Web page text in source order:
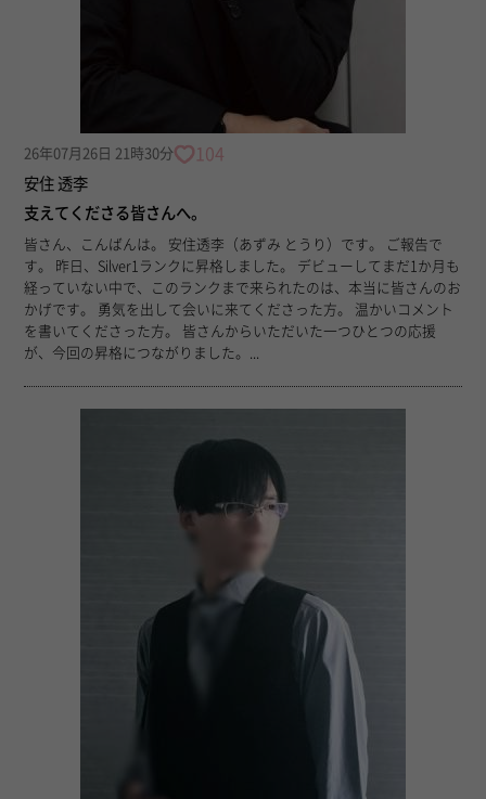
26年07月26日 21時30分 104
安住 透李
支えてくださる皆さんへ。
皆さん、こんばんは。 安住透李（あずみ とうり）です。 ご報告で
す。 昨日、Silver1ランクに昇格しました。 デビューしてまだ1か月も
経っていない中で、このランクまで来られたのは、本当に皆さんのお
かげです。 勇気を出して会いに来てくださった方。 温かいコメント
を書いてくださった方。 皆さんからいただいた一つひとつの応援
が、今回の昇格につながりました。...